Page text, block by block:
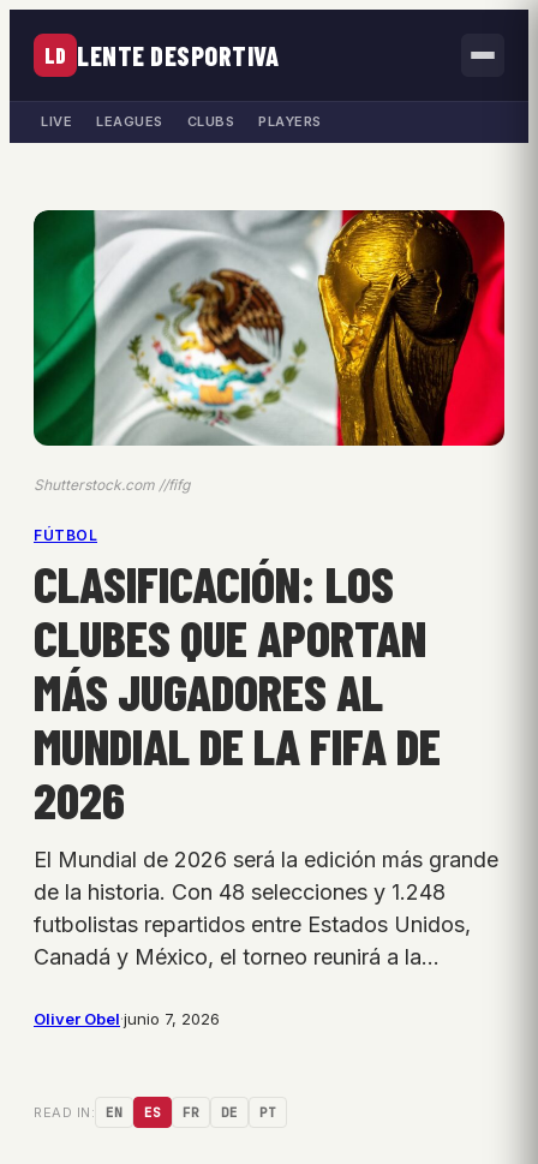
LD LENTE DESPORTIVA
LIVE LEAGUES CLUBS PLAYERS
Shutterstock.com //fifg
FÚTBOL
CLASIFICACIÓN: LOS
CLUBES QUE APORTAN
MÁS JUGADORES AL
MUNDIAL DE LA FIFA DE
2026
El Mundial de 2026 será la edición más grande
de la historia. Con 48 selecciones y 1.248
futbolistas repartidos entre Estados Unidos,
Canadá y México, el torneo reunirá a la…
Oliver Obel·junio 7, 2026
READ IN: EN ES FR DE PT